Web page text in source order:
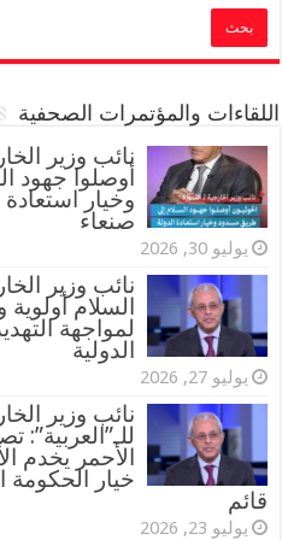
اللقاءات والمؤتمرات الصحفية
‏نائب وزير
أوصلوا جهود
وخيار
صنعاء
يوليو 30, 2026
نائب وزير
السلام أولوية
لمواجهة
الدولية
يوليو 27, 2026
نائب وزير
للـ”العربية”:
الأحمر يخدم
خيار الحكومة
قائم
يوليو 23, 2026